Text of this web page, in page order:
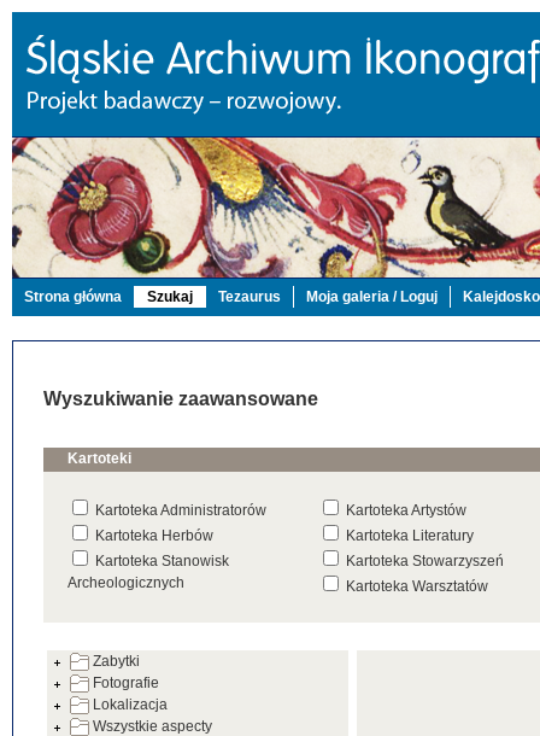
Strona główna Szukaj Tezaurus Moja galeria / Loguj
Wyszukiwanie zaawansowane
Kartoteki
Kartoteka Administratorów
Kartoteka Artystów
Kartoteka Herbów
Kartoteka Literatury
Kartoteka Stanowisk
Archeologicznych
Kartoteka Stowarzyszeń
Kartoteka Warsztatów
Zabytki
Fotografie
Lokalizacja
Wszystkie aspecty